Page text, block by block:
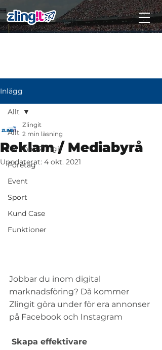
Inlägg
Allt
Lär med Zlingit
Företag
Event
Sport
Kund Case
Funktioner
Allt
Reklam / Mediabyrå
Zlingit
2 min läsning
Uppdaterat: 4 okt. 2021
Jobbar du inom digital
marknadsföring? Då kommer
Zlingit göra under för era annonser
på Facebook och Instagram
​ Skapa effektivare